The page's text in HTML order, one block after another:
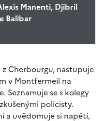
Manenti, Djibril
Balibar
Cherbourgu, nastupuje
v Montfermeil na
Seznamuje se s kolegy
policisty.
a uvědomuje si napětí,